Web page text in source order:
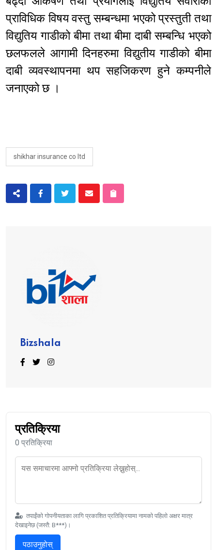
प्राविधिक विषय वस्तु सम्बन्धमा भएको प्रस्तुती तथा
विद्युतिय गाडीको बीमा तथा बीमा दाबी सम्बन्धि भएको
छलफलले आगामी दिनहरुमा विद्युतीय गाडीको बीमा
दाबी व्यवस्थापनमा थप सहजिकरण हुने कम्पनीले
जनाएको छ ।
shikhar insurance co ltd
Bizshala
प्रतिक्रिया
0 प्रतिक्रिया
तपाईंको गोपनीयताका लागि प्रकाशित प्रतिक्रियामा नामको पहिलो अक्षर मात्र
देखाइनेछ (जस्तै: B***)।
पठाउनुहोस्